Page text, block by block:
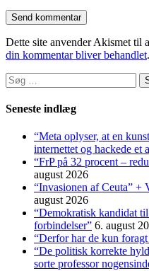
Dette site anvender Akismet til
din kommentar bliver behandlet.
Søg
efter:
Seneste indlæg
“Meta oplyser, at en
internettet og hackede et
“FrP på 32 procent –
august 2026
“Invasionen af Ceuta”
august 2026
“Demokratisk kandidat
forbindelser” 6. august
“Derfor har de kun
“De politisk korrekte
sorte professor